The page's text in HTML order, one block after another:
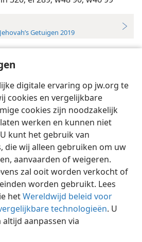
digitale ervaring op jw.org te
cookies en vergelijkbare
cookies zijn noodzakelijk
werken en kunnen niet
kunt het gebruik van
die wij alleen gebruiken om uw
aanvaarden of weigeren.
zal ooit worden verkocht of
worden gebruikt. Lees
hetWereldwijd beleid voor
technologieën. U
aanpassen via
Getuigen 2019
168-169
Instellingen
Bible and Tract Society of Pennsylvania
Privacybeleid
Privacyinstellingen
JW.ORG
Inloggen